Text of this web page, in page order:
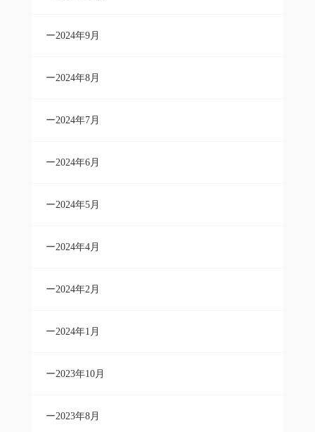
2024年9月
2024年8月
2024年7月
2024年6月
2024年5月
2024年4月
2024年2月
2024年1月
2023年10月
2023年8月